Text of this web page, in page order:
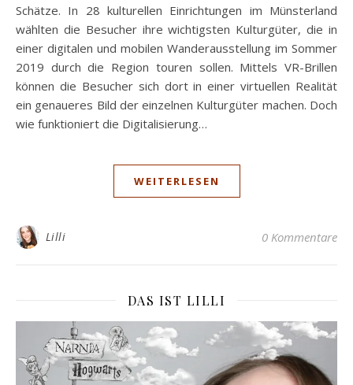
Schätze. In 28 kulturellen Einrichtungen im Münsterland
wählten die Besucher ihre wichtigsten Kulturgüter, die in
einer digitalen und mobilen Wanderausstellung im Sommer
2019 durch die Region touren sollen. Mittels VR-Brillen
können die Besucher sich dort in einer virtuellen Realität
ein genaueres Bild der einzelnen Kulturgüter machen. Doch
wie funktioniert die Digitalisierung…
WEITERLESEN
Lilli 0 Kommentare
DAS IST LILLI